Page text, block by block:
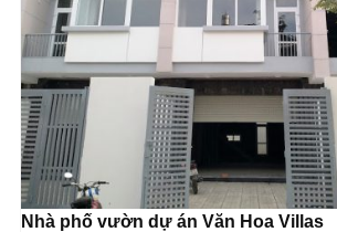
Nhà phố vườn dự án Văn Hoa Villas